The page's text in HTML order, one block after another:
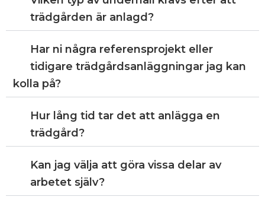
trädgården är anlagd?
Har ni några referensprojekt eller
tidigare trädgårdsanläggningar jag kan
kolla på?
Hur lång tid tar det att anlägga en
trädgård?
Kan jag välja att göra vissa delar av
arbetet själv?